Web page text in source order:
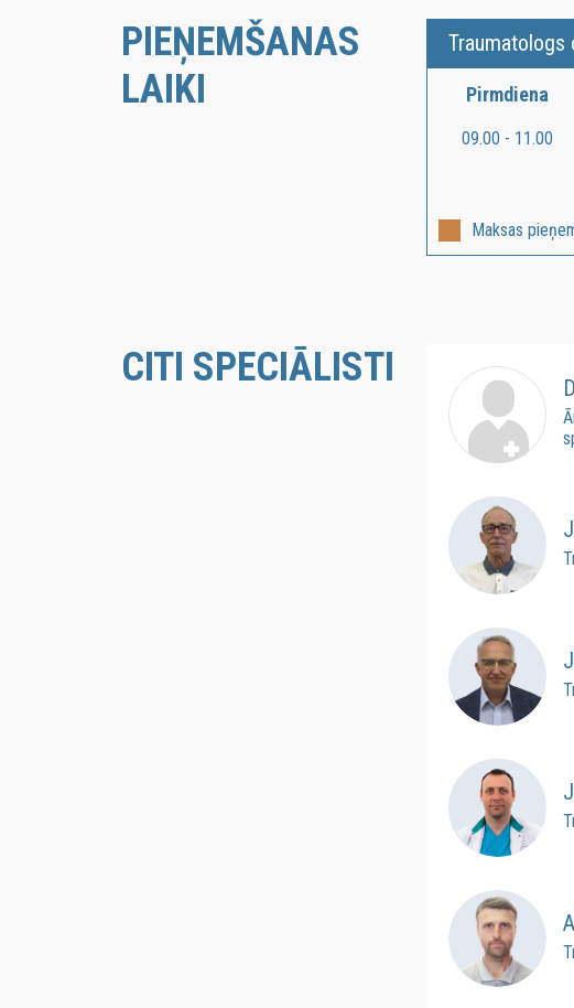
PIEŅEMŠANAS
LAIKI
Traumatologs
Pirmdiena
09.00 - 11.00
Maksas
CITI SPECIĀLISTI